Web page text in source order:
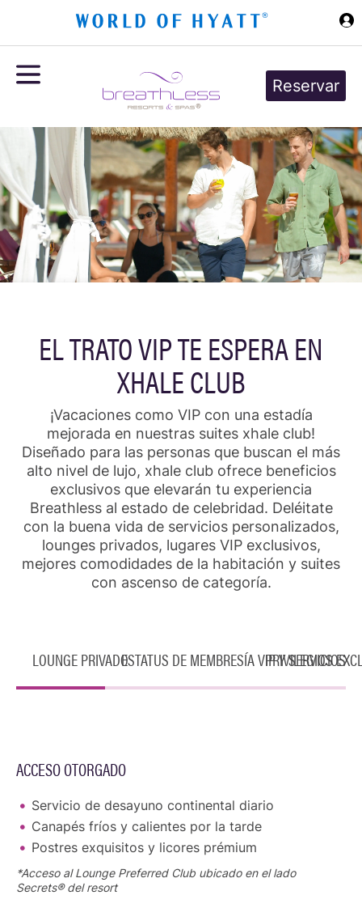
Reservar
EL TRATO VIP TE ESPERA EN
XHALE CLUB
¡Vacaciones como VIP con una estadía
mejorada en nuestras suites xhale club!
Diseñado para las personas que buscan el más
alto nivel de lujo, xhale club ofrece beneficios
exclusivos que elevarán tu experiencia
Breathless al estado de celebridad. Deléitate
con la buena vida de servicios personalizados,
lounges privados, lugares VIP exclusivos,
mejores comodidades de la habitación y suites
con ascenso de categoría.
LOUNGE PRIVADOESTATUS DE MEMBRESÍA VIP Y SERVICIOS
PRIVILEGIOS
ACCESO OTORGADO
Servicio de desayuno continental diario
Canapés fríos y calientes por la tarde
Postres exquisitos y licores prémium
*Acceso al Lounge Preferred Club ubicado en el lado
Secrets® del resort